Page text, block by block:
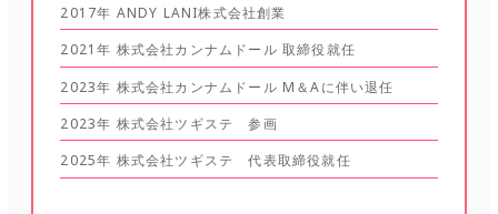
2017年 ANDY LANI株式会社創業
2021年 株式会社カンナムドール 取締役就任
2023年 株式会社カンナムドール M＆Aに伴い退任
2023年 株式会社ツギステ 参画
2025年 株式会社ツギステ 代表取締役就任